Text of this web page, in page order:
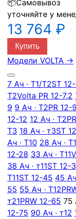
📦Самовывоз
уточняйте у
13 764 ₽
Купить
Модели VOLTA →
7 Ач · T1/T2ST
T2Volta PR 12-7,2
9 9 Ач · T2PR 12-9
12-12 12 Ач · T2
T3 18 Ач · т3ST
Ач · T10 28 Ач ·
12-28 33 Ач · T11
38 Ач · т11ST 12-
T11ST 12-45 45 Ач
55 55 Ач · T12
т21PRW 12-65 75
12-75 90 Ач · т12